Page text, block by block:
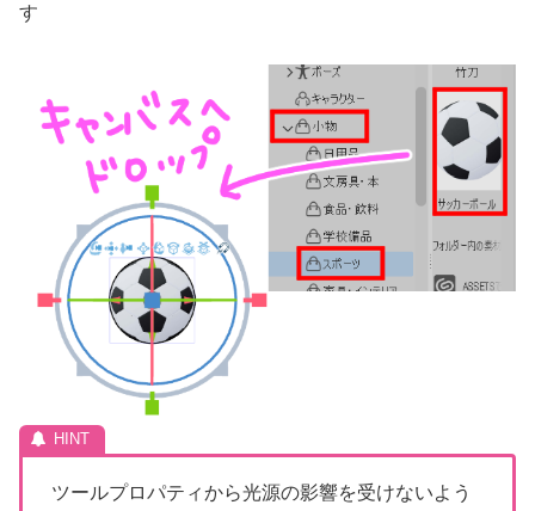
す
ツールプロパティから光源の影響を受けないよう